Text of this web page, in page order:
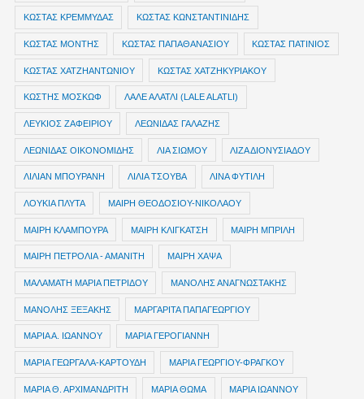
ΚΩΣΤΑΣ ΚΡΕΜΜΥΔΑΣ ΚΩΣΤΑΣ ΚΩΝΣΤΑΝΤΙΝΙΔΗΣ
ΚΩΣΤΑΣ ΜΟΝΤΗΣ ΚΩΣΤΑΣ ΠΑΠΑΘΑΝΑΣΙΟΥ ΚΩΣΤΑΣ ΠΑΤΙΝΙΟΣ
ΚΩΣΤΑΣ ΧΑΤΖΗΑΝΤΩΝΙΟΥ ΚΩΣΤΑΣ ΧΑΤΖΗΚΥΡΙΑΚΟΥ
ΚΩΣΤΗΣ ΜΟΣΚΩΦ ΛΑΛΕ ΑΛΑΤΛΙ (LALE ALATLI)
ΛΕΥΚΙΟΣ ΖΑΦΕΙΡΙΟΥ ΛΕΩΝΙΔΑΣ ΓΑΛΑΖΗΣ
ΛΕΩΝΙΔΑΣ ΟΙΚΟΝΟΜΙΔΗΣ ΛΙΑ ΣΙΩΜΟΥ ΛΙΖΑ ΔΙΟΝΥΣΙΑΔΟΥ
ΛΙΛΙΑΝ ΜΠΟΥΡΑΝΗ ΛΙΛΙΑ ΤΣΟΥΒΑ ΛΙΝΑ ΦΥΤΙΛΗ
ΛΟΥΚΙΑ ΠΛΥΤΑ ΜΑΙΡΗ ΘΕΟΔΟΣΙΟΥ-ΝΙΚΟΛΑΟΥ
ΜΑΙΡΗ ΚΛΑΜΠΟΥΡΑ ΜΑΙΡΗ ΚΛΙΓΚΑΤΣΗ ΜΑΙΡΗ ΜΠΡΙΛΗ
ΜΑΙΡΗ ΠΕΤΡΟΛΙΑ - ΑΜΑΝΙΤΗ ΜΑΙΡΗ ΧΑΨΑ
ΜΑΛΑΜΑΤΗ ΜΑΡΙΑ ΠΕΤΡΙΔΟΥ ΜΑΝΟΛΗΣ ΑΝΑΓΝΩΣΤΑΚΗΣ
ΜΑΝΟΛΗΣ ΞΕΞΑΚΗΣ ΜΑΡΓΑΡΙΤΑ ΠΑΠΑΓΕΩΡΓΙΟΥ
ΜΑΡΙΑ Α. ΙΩΑΝΝΟΥ ΜΑΡΙΑ ΓΕΡΟΓΙΑΝΝΗ
ΜΑΡΙΑ ΓΕΩΡΓΑΛΑ-ΚΑΡΤΟΥΔΗ ΜΑΡΙΑ ΓΕΩΡΓΙΟΥ-ΦΡΑΓΚΟΥ
ΜΑΡΙΑ Θ. ΑΡΧΙΜΑΝΔΡΙΤΗ ΜΑΡΙΑ ΘΩΜΑ ΜΑΡΙΑ ΙΩΑΝΝΟΥ